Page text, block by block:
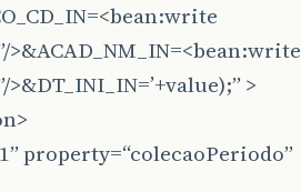
>&ACAD_NM_IN=<bean:write
>
property=“colecaoPeriodo”